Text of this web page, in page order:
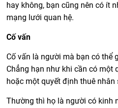
hay không, bạn cũng nên có ít
mạng lưới quan hệ.
Cố vấn
Cố vấn là người mà bạn có thể
Chẳng hạn như khi cần có một
hoặc một quyết định thuê nhân
Thường thì họ là người có kinh